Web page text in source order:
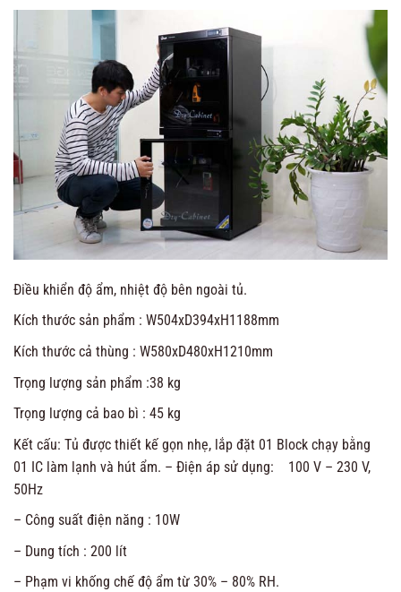
Điều khiển độ ẩm, nhiệt độ bên ngoài tủ.
Kích thước sản phẩm : W504xD394xH1188mm
Kích thước cả thùng : W580xD480xH1210mm
Trọng lượng sản phẩm :38 kg
Trọng lượng cả bao bì : 45 kg
Kết cấu: Tủ được thiết kế gọn nhẹ, lắp đặt 01 Block chạy bằng
01 IC làm lạnh và hút ẩm. – Điện áp sử dụng: 100 V – 230 V,
50Hz
– Công suất điện năng : 10W
– Dung tích : 200 lít
– Phạm vi khống chế độ ẩm từ 30% – 80% RH.